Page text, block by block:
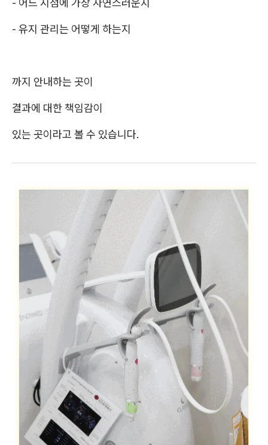
- 어느 시점에 가장 자연스러운지
- 유지 관리는 어떻게 하는지
까지 안내하는 곳이
결과에 대한 책임감이
있는 곳이라고 볼 수 있습니다.